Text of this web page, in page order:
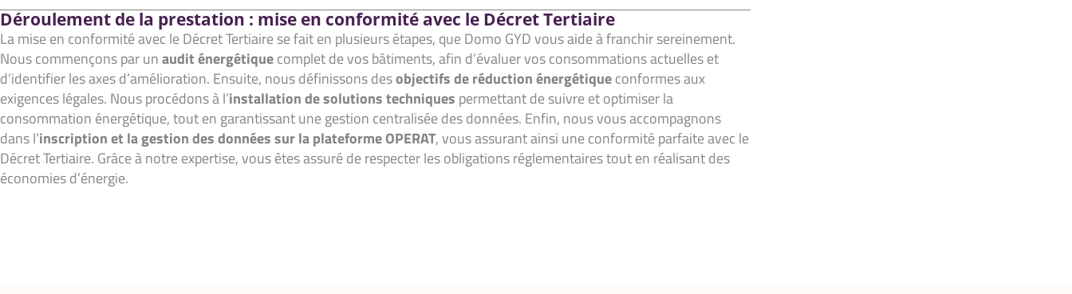
Déroulement de la prestation : mise en conformité avec le Décret Tertiaire
La mise en conformité avec le Décret Tertiaire se fait en plusieurs étapes, que Domo GYD vous aide à franchir sereinement.
Nous commençons par unaudit énergétiquecomplet de vos bâtiments, afin d’évaluer vos consommations actuelles et
d’identifier les axes d’amélioration. Ensuite, nous définissons desobjectifs de réduction énergétiqueconformes aux
exigences légales. Nous procédons à l’installation de solutions techniques permettant de suivre et optimiser la
consommation énergétique, tout en garantissant une gestion centralisée des données. Enfin, nous vous accompagnons
dans l’inscription et la gestion des données sur la plateforme OPERAT, vous assurant ainsi une conformité parfaite avec le
Décret Tertiaire. Grâce à notre expertise, vous êtes assuré de respecter les obligations réglementaires tout en réalisant des
économies d’énergie.